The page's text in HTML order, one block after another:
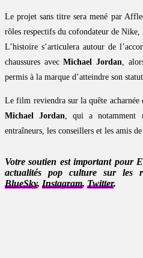
Le projet sans titre sera mené par
rôles respectifs du cofondateur de Nike,
L’histoire s’articulera autour de
chaussures avecMichael Jordan,
permis à la marque d’atteindre son
Le film reviendra sur la quête acharnée
Michael Jordan, qui a notamment
entraîneurs, les conseillers et les amis
Votre soutien est important pour
actualités pop culture sur les
BlueSky, Instagram, Twitter.